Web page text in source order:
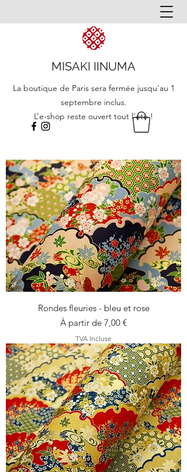
MISAKI IINUMA
La boutique de Paris sera fermée jusqu'au 1
septembre inclus.
L’e-shop reste ouvert tout l’été !
Rondes fleuries - bleu et rose
À partir de 7,00 €
Prix promotionnel
TVA Incluse